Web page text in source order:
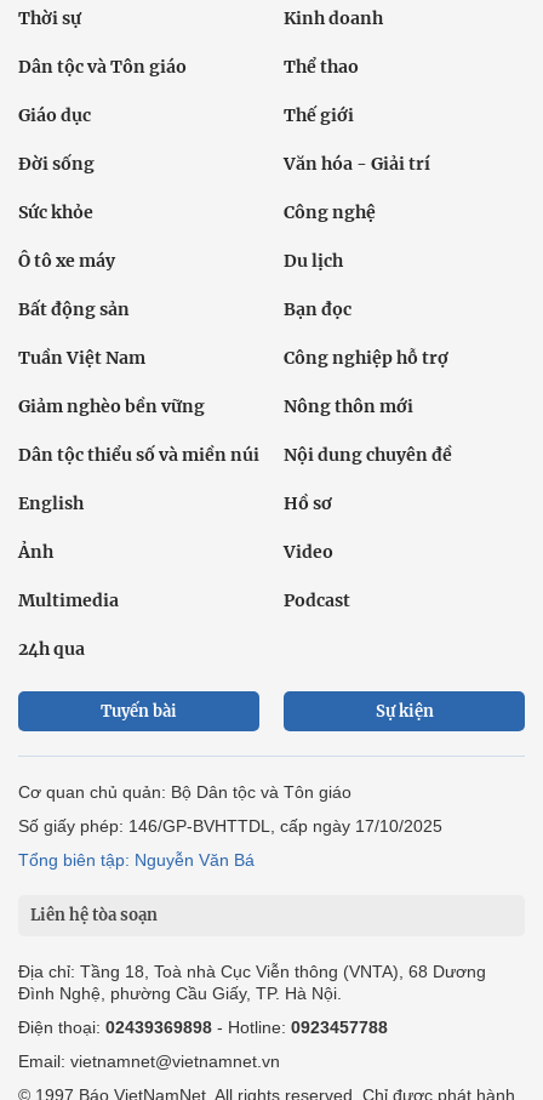
Thời sự Kinh doanh
Dân tộc và Tôn giáo Thể thao
Giáo dục Thế giới
Đời sống Văn hóa - Giải trí
Sức khỏe Công nghệ
Ô tô xe máy Du lịch
Bất động sản Bạn đọc
Tuần Việt Nam Công nghiệp hỗ trợ
Giảm nghèo bền vững Nông thôn mới
Dân tộc thiểu số và miền núi Nội dung chuyên đề
English Hồ sơ
Ảnh Video
Multimedia Podcast
24h qua
Tuyến bài Sự kiện
Cơ quan chủ quản: Bộ Dân tộc và Tôn giáo
Số giấy phép: 146/GP-BVHTTDL, cấp ngày 17/10/2025
Tổng biên tập: Nguyễn Văn Bá
Liên hệ tòa soạn
Địa chỉ: Tầng 18, Toà nhà Cục Viễn thông (VNTA), 68 Dương
Đình Nghệ, phường Cầu Giấy, TP. Hà Nội.
Điện thoại: 02439369898 - Hotline: 0923457788
Email: vietnamnet@vietnamnet.vn
© 1997 Báo VietNamNet. All rights reserved. Chỉ được phát hành